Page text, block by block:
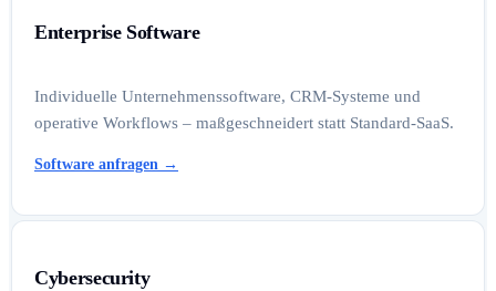
Enterprise Software
Individuelle Unternehmenssoftware, CRM-Systeme und
operative Workflows – maßgeschneidert statt Standard-SaaS.
Software anfragen →
Cybersecurity